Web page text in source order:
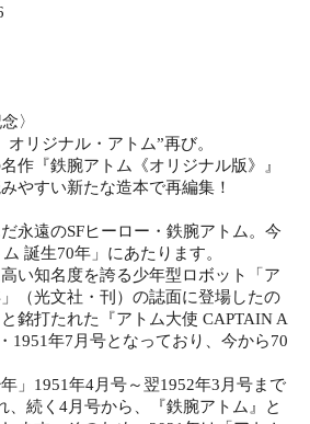
〉
リジナル・アトム”再び。
作『鉄腕アトム《オリジナル版》』
やすい新たな造本で再編集！
永遠のSFヒーロー・鉄腕アトム。今
誕生70年」にあたります。
い知名度を誇る少年型ロボット「ア
（光文社・刊）の誌面に登場したの
銘打たれた『アトム大使 CAPTAIN A
1951年7月号となっており、今から70
」1951年4月号～翌1952年3月号まで
、続く4月号から、『鉄腕アトム』と